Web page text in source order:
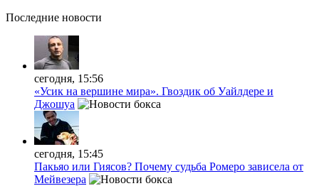
Последние новости
сегодня, 15:56
«Усик на вершине мира». Гвоздик об Уайлдере и
Джошуа
сегодня, 15:45
Пакьяо или Гиясов? Почему судьба Ромеро зависела от
Мейвезера